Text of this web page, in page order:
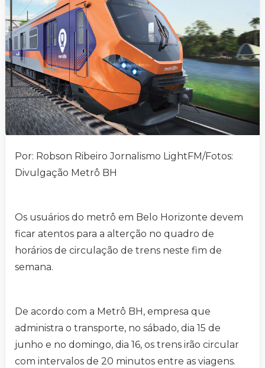
Por: Robson Ribeiro Jornalismo LightFM/Fotos:
Divulgação Metrô BH
Os usuários do metrô em Belo Horizonte devem
ficar atentos para a alterção no quadro de
horários de circulação de trens neste fim de
semana.
De acordo com a Metrô BH, empresa que
administra o transporte, no sábado, dia 15 de
junho e no domingo, dia 16, os trens irão circular
com intervalos de 20 minutos entre as viagens.